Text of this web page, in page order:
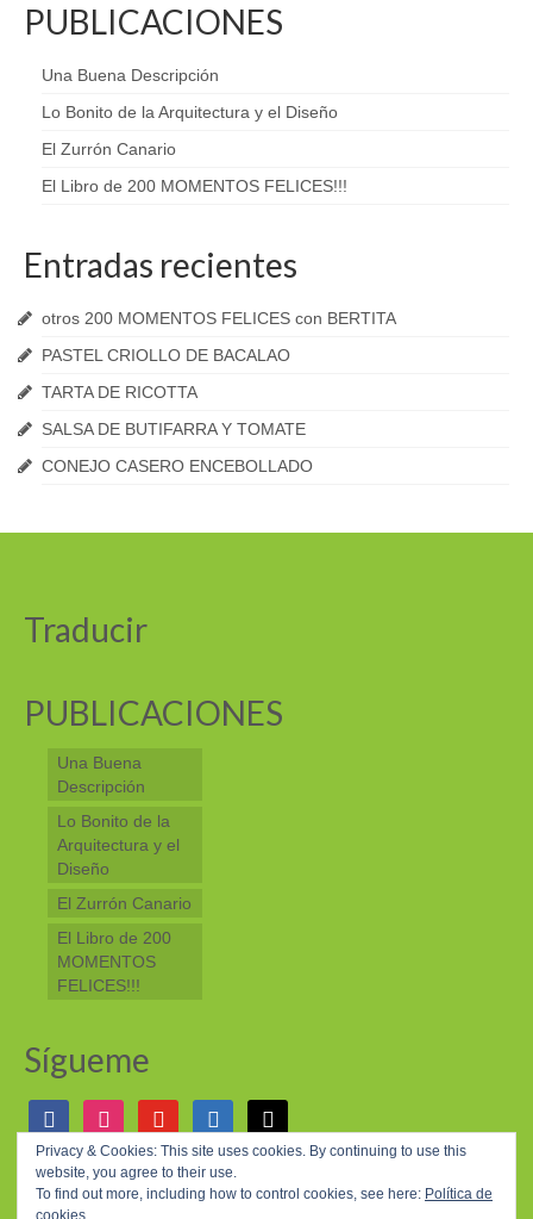
PUBLICACIONES
Una Buena Descripción
Lo Bonito de la Arquitectura y el Diseño
El Zurrón Canario
El Libro de 200 MOMENTOS FELICES!!!
Entradas recientes
otros 200 MOMENTOS FELICES con BERTITA
PASTEL CRIOLLO DE BACALAO
TARTA DE RICOTTA
SALSA DE BUTIFARRA Y TOMATE
CONEJO CASERO ENCEBOLLADO
Privacy & Cookies: This site uses cookies. By continuing to use this
website, you agree to their use.
To find out more, including how to control cookies, see here: Política de
cookies
Traducir
PUBLICACIONES
Una Buena
Descripción
Lo Bonito de la
Arquitectura y el
Diseño
El Zurrón Canario
El Libro de 200
MOMENTOS
FELICES!!!
Sígueme
facebook instagramyoutube linkedin mail
© 2026 200 MOMENTOS FELICES - WordPress Theme by Kadence WP